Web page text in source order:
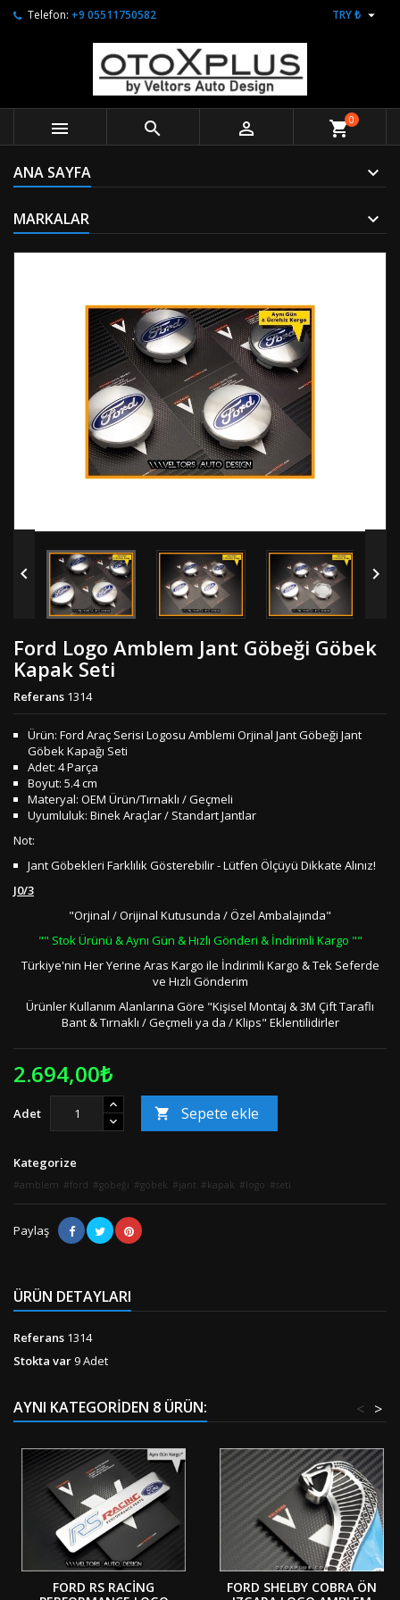
Telefon: +9 05511750582 TRY ₺ 
   shopping_cart0
ANA SAYFA
MARKALAR
 
Ford Logo Amblem Jant Göbeği Göbek
Kapak Seti
Referans 1314
Ürün: Ford Araç Serisi Logosu Amblemi Orjinal Jant Göbeği Jant
Göbek Kapağı Seti
Adet: 4 Parça
Boyut: 5.4 cm
Materyal: OEM Ürün/Tırnaklı / Geçmeli
Uyumluluk: Binek Araçlar / Standart Jantlar
Not:
Jant Göbekleri Farklılık Gösterebilir - Lütfen Ölçüyü Dikkate Alınız!
J0/3
"Orjinal / Orijinal Kutusunda / Özel Ambalajında"
"" Stok Ürünü & Aynı Gün & Hızlı Gönderi & İndirimli Kargo ""
Türkiye'nin Her Yerine Aras Kargo ile İndirimli Kargo & Tek Seferde
ve Hızlı Gönderim
Ürünler Kullanım Alanlarına Göre "Kişisel Montaj & 3M Çift Taraflı
Bant & Tırnaklı / Geçmeli ya da / Klips" Eklentilidirler
2.694,00₺
Adet  Sepete ekle
Kategorize
amblem ford göbeği göbek jant kapak logo seti
Paylaş
ÜRÜN DETAYLARI
Referans 1314
Stokta var9 Adet
AYNI KATEGORIDEN 8 ÜRÜN: >
<
FORD RS RACING
FORD SHELBY COBRA ÖN